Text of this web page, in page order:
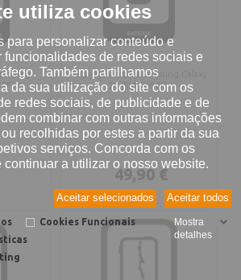
utiliza cookies
para personalizar conteúdo e
funcionalidades de redes sociais e
Também partilhamos
da sua utilização do site com os
redes sociais, de publicidade e de
combinar com outras informações
recolhidas por estes a partir da sua
serviços. Concorda com os
continuar a utilizar o nosso website.
Aceitar todos
Aceitar selecionados
Cookies Funcionais
Mostra
detalhes
Reparação bateria Samsung Galaxy
S8 (SM-G950F)
49,90 €